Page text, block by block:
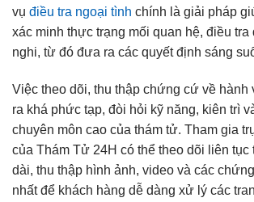
vụ điều tra ngoại tình chính là giải pháp
xác minh thực trạng mối quan hệ, điều
nghi, từ đó đưa ra các quyết định sáng
Việc theo dõi, thu thập chứng cứ về hành
ra khá phức tạp, đòi hỏi kỹ năng, kiên trì
chuyên môn cao của thám tử. Tham gia
của Thám Tử 24H có thể theo dõi liên tục
dài, thu thập hình ảnh, video và các
nhất để khách hàng dễ dàng xử lý các